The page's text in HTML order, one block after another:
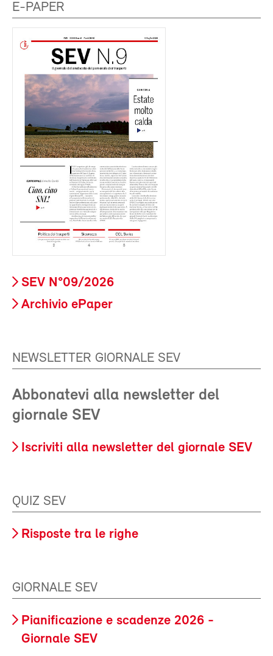
E-PAPER
SEV N°09/2026
Archivio ePaper
NEWSLETTER GIORNALE SEV
Abbonatevi alla newsletter del
giornale SEV
Iscriviti alla newsletter del giornale SEV
QUIZ SEV
Risposte tra le righe
GIORNALE SEV
Pianificazione e scadenze 2026 -
Giornale SEV